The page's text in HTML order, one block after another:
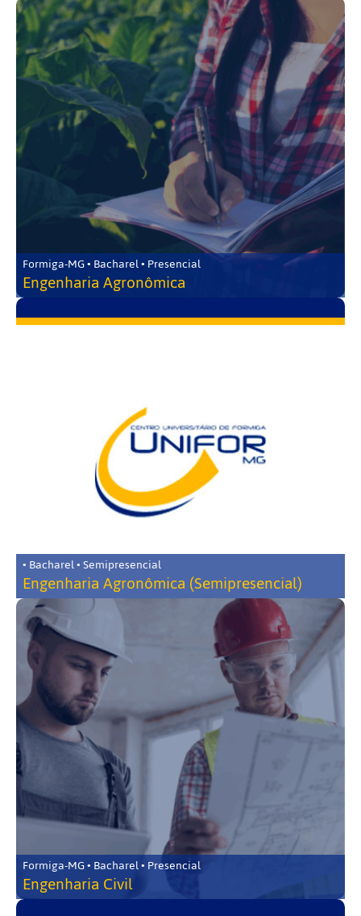
Formiga-MG • Bacharel • Presencial
Engenharia Agronômica
• Bacharel • Semipresencial
Engenharia Agronômica (Semipresencial)
Formiga-MG • Bacharel • Presencial
Engenharia Civil